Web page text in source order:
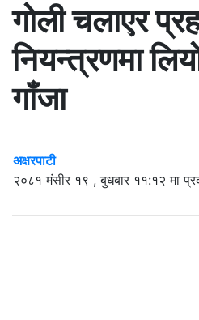
गोली चलाएर
नियन्त्रणमा
गाँजा
अक्षरपाटी
२०८१ मंसीर १९ , बुधबार ११:१२ मा